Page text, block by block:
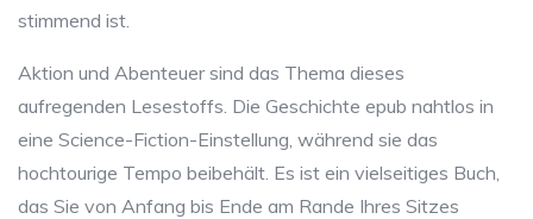
stimmend ist.
Aktion und Abenteuer sind das Thema dieses
aufregenden Lesestoffs. Die Geschichte epub nahtlos in
eine Science-Fiction-Einstellung, während sie das
hochtourige Tempo beibehält. Es ist ein vielseitiges Buch,
das Sie von Anfang bis Ende am Rande Ihres Sitzes